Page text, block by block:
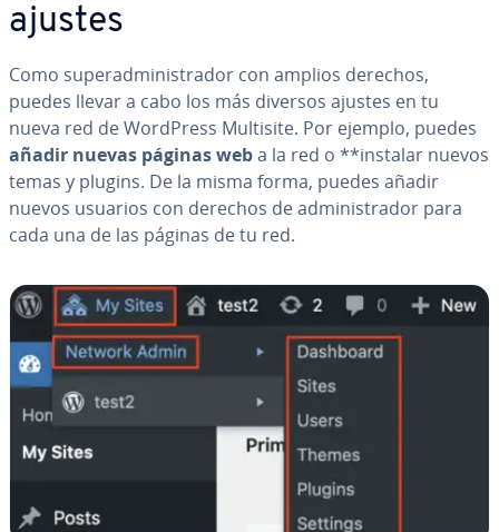
ajustes
Como su­per­ad­mi­ni­s­tra­dor con amplios derechos,
puedes llevar a cabo los más diversos ajustes en tu
nueva red de WordPress Multisite. Por ejemplo, puedes
añadir nuevas páginas weba la red o **instalar nuevos
temas y plugins. De la misma forma, puedes añadir
nuevos usuarios con derechos de ad­mi­ni­s­tra­dor para
cada una de las páginas de tu red.